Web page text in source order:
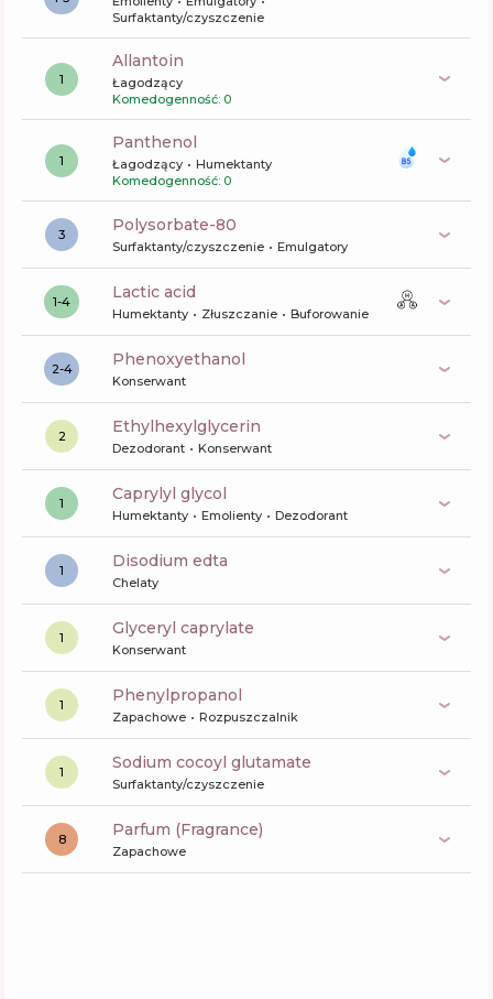
Surfaktanty/czyszczenie
1
allantoin
Łagodzący
Komedogenność: 0
1
panthenol
Łagodzący
Humektanty
Komedogenność: 0
3 polysorbate-80
Surfaktanty/czyszczenie Emulgatory
1-4 lactic acid
Humektanty Złuszczanie Buforowanie
2-4 phenoxyethanol
Konserwant
2 ethylhexylglycerin
Dezodorant Konserwant
1 caprylyl glycol
Humektanty Emolienty Dezodorant
1 disodium edta
Chelaty
1 glyceryl caprylate
Konserwant
1 phenylpropanol
Zapachowe Rozpuszczalnik
1 sodium cocoyl glutamate
Surfaktanty/czyszczenie
8 Parfum (Fragrance)
Zapachowe